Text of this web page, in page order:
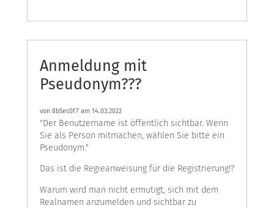
Anmeldung mit
Pseudonym???
von 8b5ec0f7 am 14.03.2022
"Der Benutzername ist öffentlich sichtbar. Wenn
Sie als Person mitmachen, wählen Sie bitte ein
Pseudonym."
Das ist die Regieanweisung für die Registrierung!?
Warum wird man nicht ermutigt, sich mit dem
Realnamen anzumelden und sichtbar zu